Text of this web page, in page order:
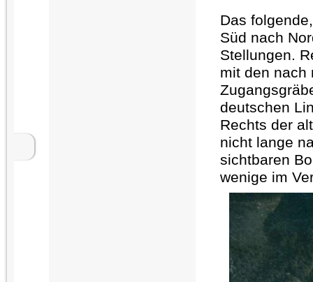
Das
Süd nach
Stellungen.
mit den nach
deutschen
Rechts der
nicht lange
sichtbaren
wenige im